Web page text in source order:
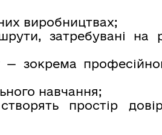
виробництвах;
затребувані на
— зокрема
навчання;
простір